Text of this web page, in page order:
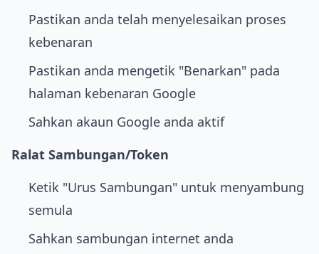
Pastikan anda telah menyelesaikan proses
kebenaran
Pastikan anda mengetik "Benarkan" pada
halaman kebenaran Google
Sahkan akaun Google anda aktif
Ralat Sambungan/Token
Ketik "Urus Sambungan" untuk menyambung
semula
Sahkan sambungan internet anda